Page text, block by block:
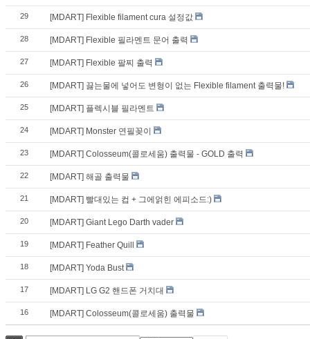
29 [MDART] Flexible filament cura 설정값
28 [MDART] Flexible 필라멘트 문어 출력
27 [MDART] Flexible 팔찌 출력
26 [MDART] 끓는물에 넣어도 변형이 없는 Flexible filament 출력물!
25 [MDART] 플렉시블 필라멘트
24 [MDART] Monster 연필꽂이
23 [MDART] Colosseum(콜로세움) 출력물 - GOLD 출력
22 [MDART] 해골 출력물
21 [MDART] 빨대있는 컵 + 그에얽힌 에피소드:)
20 [MDART] Giant Lego Darth vader
19 [MDART] Feather Quill
18 [MDART] Yoda Bust
17 [MDART] LG G2 핸드폰 거치대
16 [MDART] Colosseum(콜로세움) 출력물